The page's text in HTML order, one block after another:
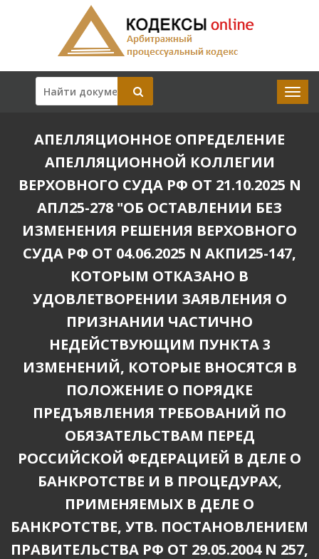
АПЕЛЛЯЦИОННОЕ ОПРЕДЕЛЕНИЕ
АПЕЛЛЯЦИОННОЙ КОЛЛЕГИИ
ВЕРХОВНОГО СУДА РФ ОТ 21.10.2025 N
АПЛ25-278 "ОБ ОСТАВЛЕНИИ БЕЗ
ИЗМЕНЕНИЯ РЕШЕНИЯ ВЕРХОВНОГО
СУДА РФ ОТ 04.06.2025 N АКПИ25-147,
КОТОРЫМ ОТКАЗАНО В
УДОВЛЕТВОРЕНИИ ЗАЯВЛЕНИЯ О
ПРИЗНАНИИ ЧАСТИЧНО
НЕДЕЙСТВУЮЩИМ ПУНКТА 3
ИЗМЕНЕНИЙ, КОТОРЫЕ ВНОСЯТСЯ В
ПОЛОЖЕНИЕ О ПОРЯДКЕ
ПРЕДЪЯВЛЕНИЯ ТРЕБОВАНИЙ ПО
ОБЯЗАТЕЛЬСТВАМ ПЕРЕД
РОССИЙСКОЙ ФЕДЕРАЦИЕЙ В ДЕЛЕ О
БАНКРОТСТВЕ И В ПРОЦЕДУРАХ,
ПРИМЕНЯЕМЫХ В ДЕЛЕ О
БАНКРОТСТВЕ, УТВ. ПОСТАНОВЛЕНИЕМ
ПРАВИТЕЛЬСТВА РФ ОТ 29.05.2004 N 257,